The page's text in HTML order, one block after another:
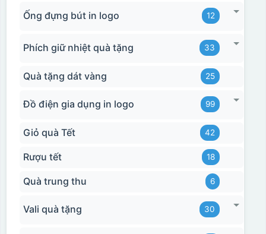
Ống đựng bút in logo 12
Phích giữ nhiệt quà tặng 33
Quà tặng dát vàng 25
Đồ điện gia dụng in logo 99
Giỏ quà Tết 42
Rượu tết 18
Quà trung thu 6
Vali quà tặng 30